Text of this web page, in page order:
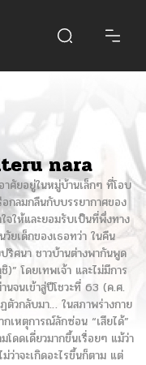
nara
าศัยอยู่ในหมู่บ้านเล็กๆ ที่โอบ
กลมกลืนกับบรรยากาศของ
จให้และยอมรับเป็นที่พึ่งทาง
ยเด็กของเธอทว่า ในคืน
ริศนา ชาวบ้านต่างพากันพูด
)” โดยเทพเจ้า และไม่มีการ
นจนเข้าสู่ปีโชวะที่ 63 (ค.ศ.
วกลับมา… ในสภาพร่างกาย
เหตุการณ์ลักซ่อน “เสียได้”
โดดเดี่ยวมากขึ้นเรื่อยๆ แม้ว่า
ว่าจะเกิดอะไรขึ้นก็ตาม แต่